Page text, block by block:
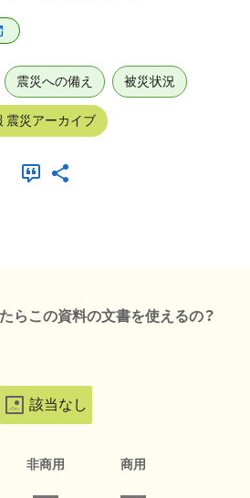
震災への備え 被災状況
震災アーカイブ
らこの資料の文書を使えるの？
該当なし
非商用 商用